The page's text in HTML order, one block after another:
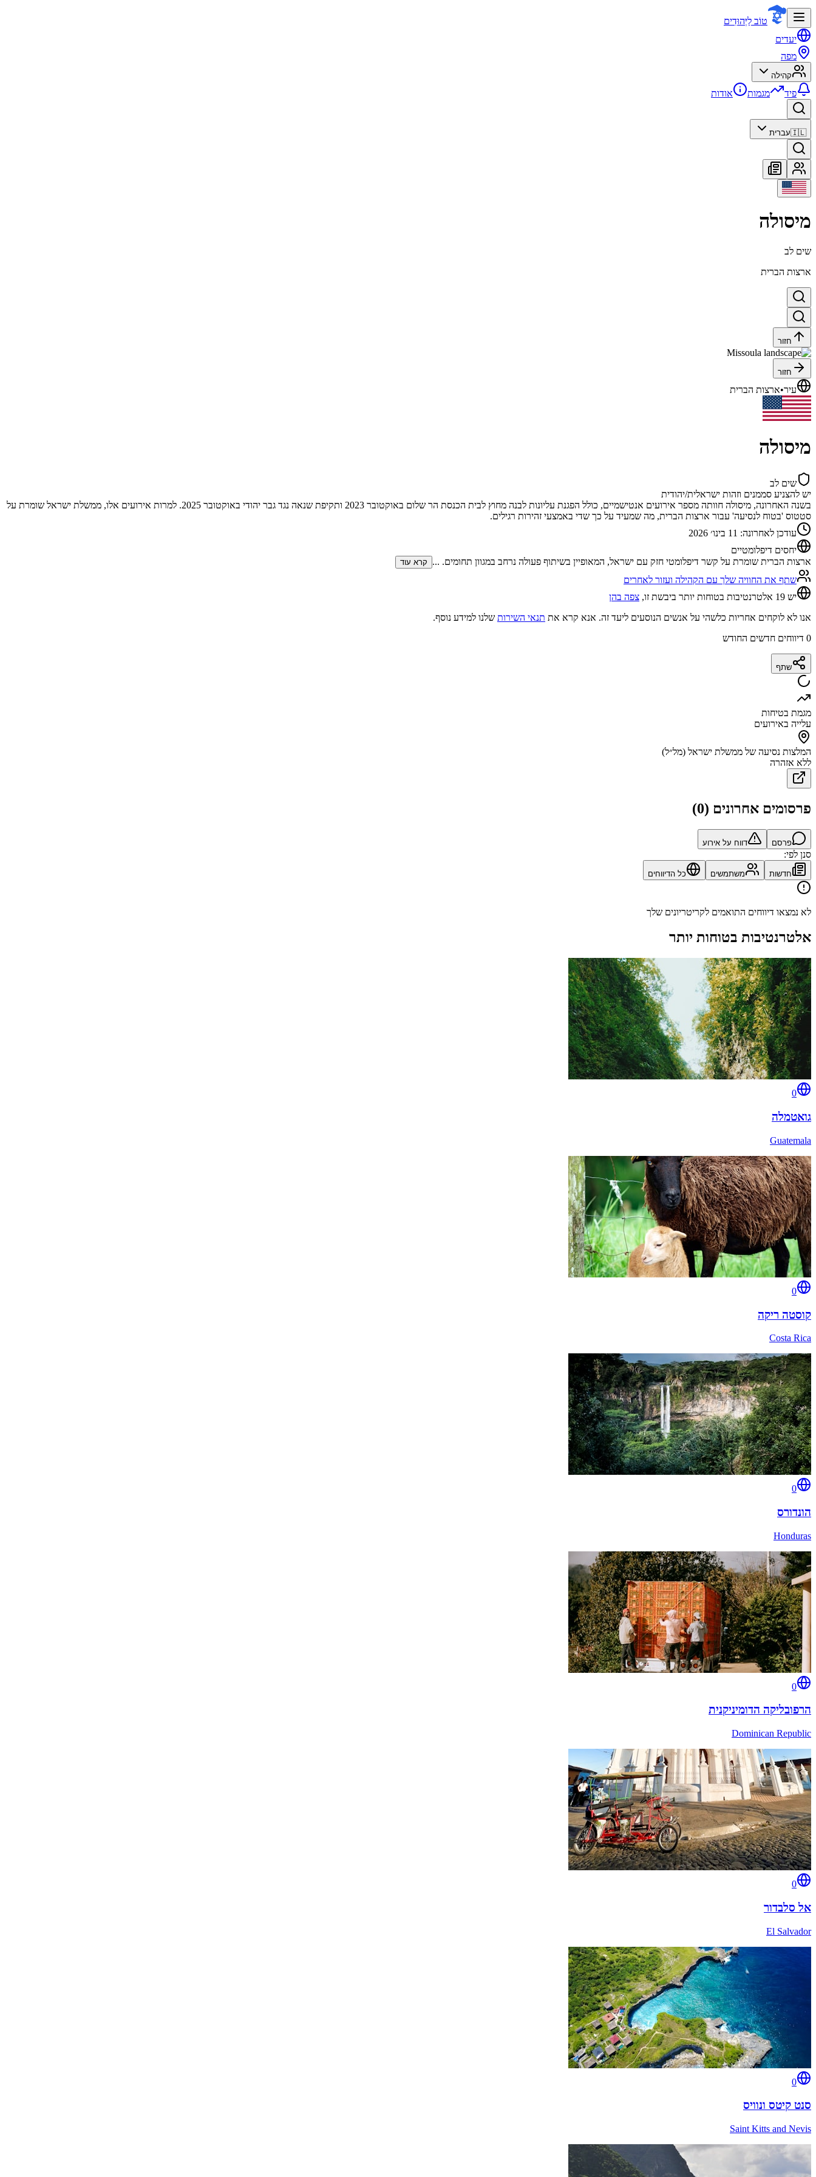
טוֹב לַיְּהוּדִים
יעדים
מפה
קהילה
פיד מגמות אודות
🇮🇱עברית
מיסולה
שים לב
ארצות הברית
חזור
חזור
עיר•ארצות הברית
מיסולה
שים לב
יש להצניע סממנים וזהות ישראלית/יהודית
בשנה האחרונה, מיסולה חוותה מספר אירועים אנטישמיים, כולל הפגנת עליונות לבנה מחוץ לבית הכנסת הר שלום באוקטובר 2023 ותקיפת שנאה נגד גבר יהודי באוקטובר 2025. למרות אירועים אלו, ממשלת ישראל שומרת על
סטטוס 'בטוח לנסיעה' עבור ארצות הברית, מה שמעיד על כך שדי באמצעי זהירות רגילים.
עודכן לאחרונה: 11 בינו׳ 2026
יחסים דיפלומטיים
ארצות הברית שומרת על קשר דיפלומטי חזק עם ישראל, המאופיין בשיתוף פעולה נרחב במגוון תחומים. ... קרא עוד
שתף את החוויה שלך עם הקהילה ועזור לאחרים
יש 19 אלטרנטיבות בטוחות יותר ביבשת זו,
צפה בהן
אנו לא לוקחים אחריות כלשהי על אנשים הנוסעים ליעד זה. אנא קרא את תנאי השירות שלנו למידע נוסף.
0 דיווחים חדשים החודש
שתף
מגמת בטיחות
עלייה באירועים
המלצות נסיעה של ממשלת ישראל (מל״ל)
ללא אזהרה
פרסומים אחרונים (
0
)
פרסם דווח על אירוע
סנן לפי:
חדשות משתמשים כל הדיווחים
לא נמצאו דיווחים התואמים לקריטריונים שלך
אלטרנטיבות בטוחות יותר
0
גואטמלה
Guatemala
0
קוסטה ריקה
Costa Rica
0
הונדורס
Honduras
0
הרפובליקה הדומיניקנית
Dominican Republic
0
אל סלבדור
El Salvador
0
סנט קיטס ונוויס
Saint Kitts and Nevis